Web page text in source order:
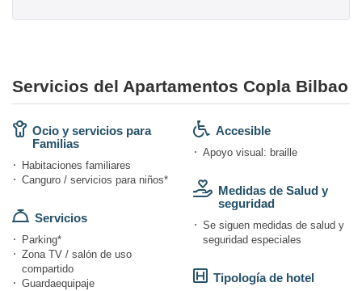
Servicios del Apartamentos Copla Bilbao
Ocio y servicios para
Familias
Habitaciones familiares
Canguro / servicios para niños*
Servicios
Parking*
Zona TV / salón de uso
compartido
Guardaequipaje
Accesible
Apoyo visual: braille
Medidas de Salud y
seguridad
Se siguen medidas de salud y
seguridad especiales
Tipología de hotel